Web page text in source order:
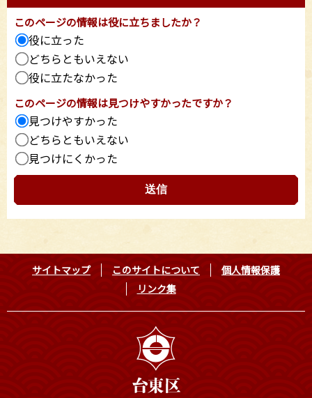
このページの情報は役に立ちましたか？
役に立った
どちらともいえない
役に立たなかった
このページの情報は見つけやすかったですか？
見つけやすかった
どちらともいえない
見つけにくかった
サイトマップ このサイトについて
個人情報保護
リンク集